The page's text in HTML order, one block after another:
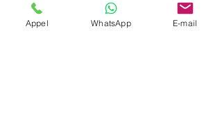
Appel WhatsApp E-mail